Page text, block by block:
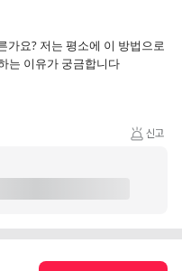
가요? 저는 평소에 이 방법으로
는 이유가 궁금합니다
신고